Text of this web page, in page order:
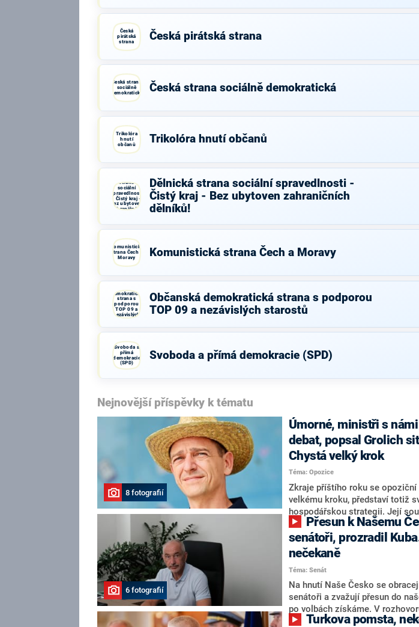
Česká
pirátská
strana
Česká pirátská strana
Česká strana
sociálně
demokratická
Česká strana sociálně demokratická
Trikolóra
hnutí
občanů
Trikolóra hnutí občanů
strana
sociální
spravedlnosti
- Čistý kraj -
Bez ubytoven
zahraničních
Dělnická strana sociální spravedlnosti -
Čistý kraj - Bez ubytoven zahraničních
dělníků!
Komunistická
strana Čech a
Moravy
Komunistická strana Čech a Moravy
demokratická
strana s
podporou
TOP 09 a
nezávislých
starostů
Občanská demokratická strana s podporou
TOP 09 a nezávislých starostů
Svoboda a
přímá
demokracie
(SPD)
Svoboda a přímá demokracie (SPD)
Nejnovější příspěvky k tématu
8 fotografií
Úmorné, ministři s
debat, popsal Grolich
Chystá velký krok
Téma: Opozice
Zkraje příštího roku se
velkému kroku, představí totiž
hospodářskou strategii. Její
stárnutí populace, řekl ve
nový předseda lidovců Jan
senátních volbách kandiduje ve
aktivitu opozice, o níž vládní
komentátoři mluví jako o slabé a
úmorná práce upozorňovat na
námi navíc nechodí do debat.
svoje témata,“ odpověděl
NEWS.
6 fotografií
senátoři, prozradil
nečekaně
Téma: Senát
Na hnutí Naše Česko se
senátoři a zvažují přesun do
po volbách získáme. V
NEWS to řekl zakladatel hnutí a